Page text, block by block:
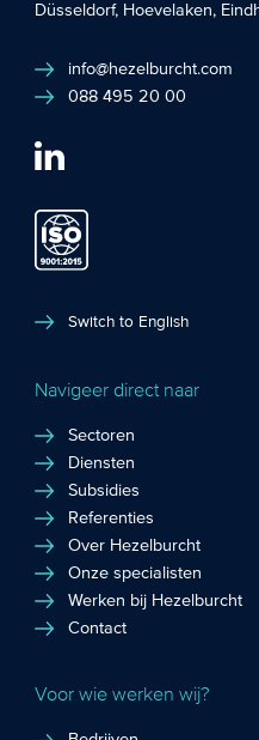
Düsseldorf, Hoevelaken,
info@hezelburcht.com
088 495 20 00
Switch to English
Navigeer direct naar
Sectoren
Diensten
Subsidies
Referenties
Over Hezelburcht
Onze specialisten
Werken bij Hezelburcht
Contact
Voor wie werken wij?